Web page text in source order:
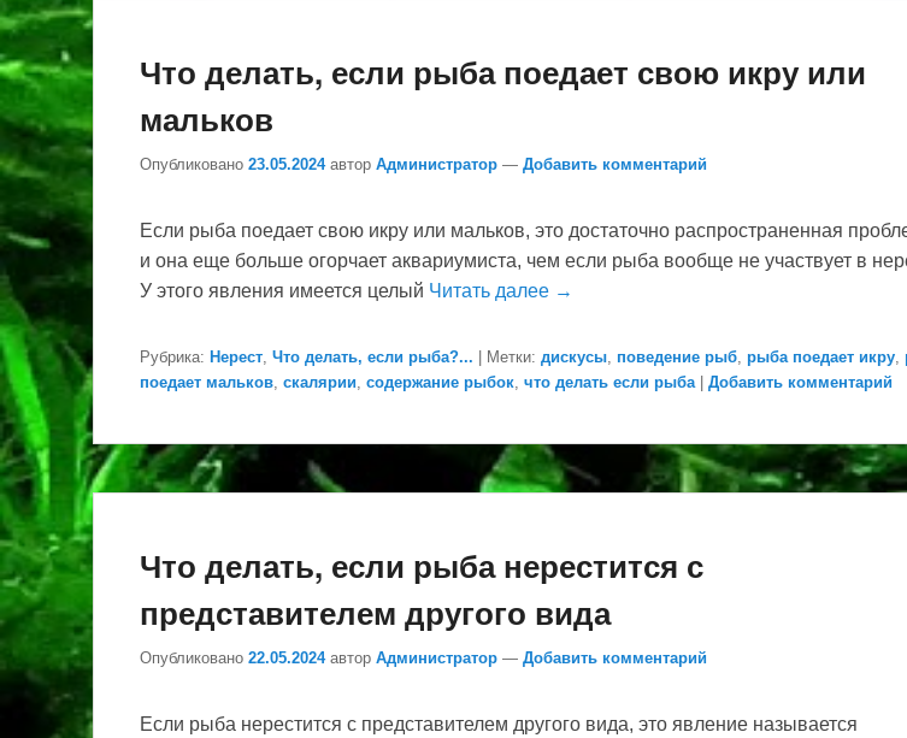
Что делать, если рыба поедает свою икру или
мальков
Опубликовано 23.05.2024 автор Администратор — Добавить комментарий
Если рыба поедает свою икру или мальков, это достаточно распространенная
и она еще больше огорчает аквариумиста, чем если рыба вообще не участвует в
У этого явления имеется целый Читать далее →
Рубрика: Нерест Что делать, если рыба?... Метки: дискусы поведение рыб рыба поедает икру
поедает мальков скалярии содержание рыбок что делать если рыба Добавить комментарий
Что делать, если рыба нерестится с
представителем другого вида
Опубликовано 22.05.2024 автор Администратор — Добавить комментарий
Если рыба нерестится с представителем другого вида, это явление называется